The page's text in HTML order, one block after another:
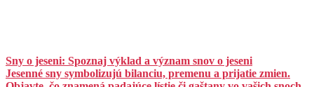
Sny o jeseni: Spoznaj výklad a význam snov o jeseni
Jesenné sny symbolizujú bilanciu, premenu a prijatie zmien.